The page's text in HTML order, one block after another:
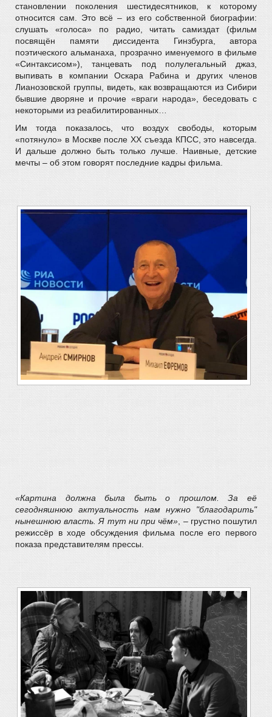
становлении поколения шестидесятников, к которому
относится сам. Это всё – из его собственной биографии:
слушать «голоса» по радио, читать самиздат (фильм
посвящён памяти диссидента Гинзбурга, автора
поэтического альманаха, прозрачно именуемого в фильме
«Синтаксисом»), танцевать под полулегальный джаз,
выпивать в компании Оскара Рабина и других членов
Лианозовской группы, видеть, как возвращаются из Сибири
бывшие дворяне и прочие «враги народа», беседовать с
некоторыми из реабилитированных…
Им тогда показалось, что воздух свободы, которым
«потянуло» в Москве после XX съезда КПСС, это навсегда.
И дальше должно быть только лучше. Наивные, детские
мечты – об этом говорят последние кадры фильма.
«Картина должна была быть о прошлом. За её
сегодняшнюю актуальность нам нужно "благодарить"
нынешнюю власть. Я тут ни при чём» , – грустно пошутил
режиссёр в ходе обсуждения фильма после его первого
показа представителям прессы.